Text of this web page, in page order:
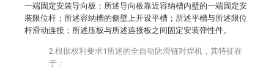
一端固定安装导向板；所述导向板靠近容纳槽内壁的一端固定安
装限位杆；所述容纳槽的侧壁上开设平槽；所述平槽与所述限位
杆滑动连接；所述压板与所述连接板之间固定安装弹性件。
2.根据权利要求1所述的全自动防滑链对焊机，其特征在
于：